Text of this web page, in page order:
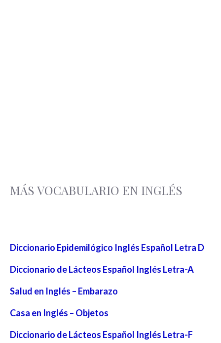
MÁS VOCABULARIO EN INGLÉS
Diccionario Epidemilógico Inglés Español Letra D
Diccionario de Lácteos Español Inglés Letra-A
Salud en Inglés – Embarazo
Casa en Inglés – Objetos
Diccionario de Lácteos Español Inglés Letra-F